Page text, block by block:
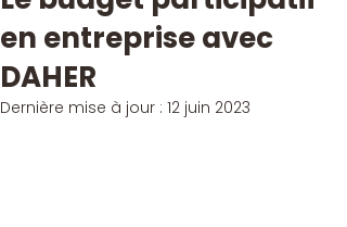
en entreprise avec
DAHER
Dernière mise à jour : 12 juin 2023